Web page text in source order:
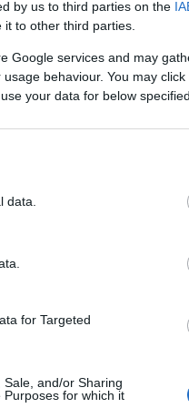
by us to third parties on the
to other third parties.
Google services and may
behaviour. You may
your data for below
data.
for Targeted
and/or Sharing
for which it
A Jászai Mari
bohózatának férfi
alakítás?
kerülnek,
különféle módokon,
pillanat alatt egy
Talán a sebesség,
különbözik attól,
amin ha
az életünk, ha egy